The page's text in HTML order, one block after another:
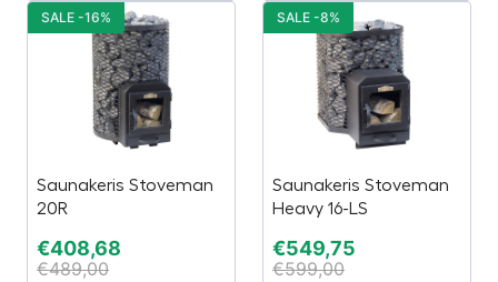
Saunakeris Stoveman
20R
€408,68
€489,00
SALE -16%
Saunakeris Stoveman
Heavy 16-LS
€549,75
€599,00
SALE -8%